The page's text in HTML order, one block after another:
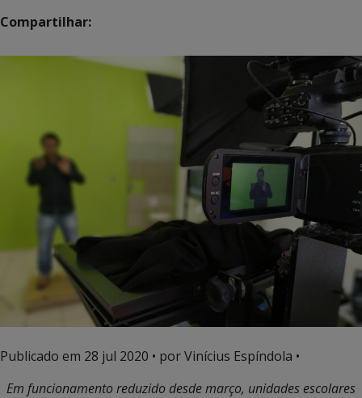
Compartilhar:
Publicado em 28 jul 2020 • por Vinícius Espíndola •
Em funcionamento reduzido desde março, unidades escolares